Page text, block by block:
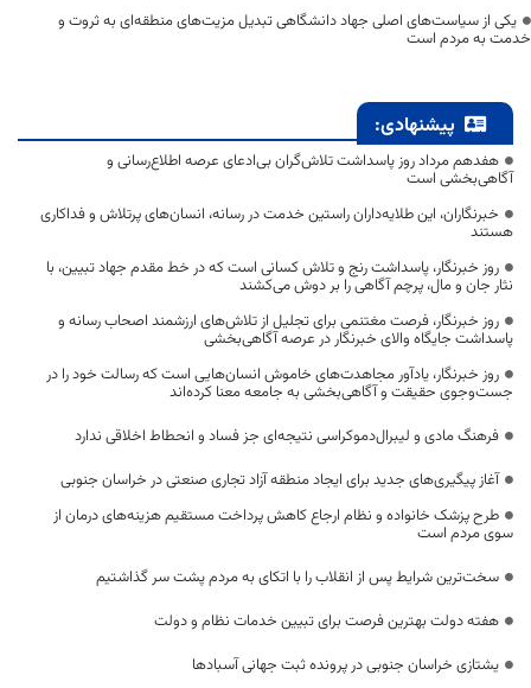
یکی از سیاست‌های اصلی جهاد دانشگاهی تبدیل مزیت‌های منطقه‌ای به ثروت و
خدمت به مردم است
پیشنهادی:
هفدهم مرداد روز پاسداشت تلاش‌گران بی‌ادعای عرصه اطلاع‌رسانی و
آگاهی‌بخشی است
خبرنگاران، این طلایه‌داران راستین خدمت در رسانه، انسان‌های پرتلاش و فداکاری
هستند
روز خبرنگار، پاسداشت رنج و تلاش کسانی است که در خط مقدم جهاد تبیین، با
نثار جان و مال، پرچم آگاهی را بر دوش می‌کشند
روز خبرنگار، فرصت مغتنمی برای تجلیل از تلاش‌های ارزشمند اصحاب رسانه و
پاسداشت جایگاه والای خبرنگار در عرصه آگاهی‌بخشی
روز خبرنگار، یادآور مجاهدت‌های خاموش انسان‌هایی است که رسالت خود را در
جست‌وجوی حقیقت و آگاهی‌بخشی به جامعه معنا کرده‌اند
فرهنگ مادی و لیبرال‌دموکراسی نتیجه‌ای جز فساد و انحطاط اخلاقی ندارد
آغاز پیگیری‌های جدید برای ایجاد منطقه آزاد تجاری صنعتی در خراسان جنوبی
طرح پزشک خانواده و نظام ارجاع کاهش پرداخت مستقیم هزینه‌های درمان از
سوی مردم است
سخت‌ترین شرایط پس از انقلاب را با اتکای به مردم پشت سر گذاشتیم
هفته دولت بهترین فرصت برای تبیین خدمات نظام و دولت
یشتازی خراسان جنوبی در پرونده ثبت جهانی آسبادها